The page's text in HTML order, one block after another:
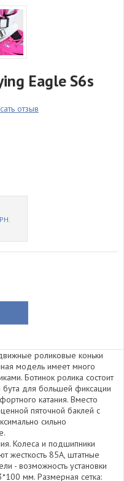
Eagle S6s
отзыв
роликовые коньки
модель имеет много
Ботинок ролика состоит
бута для большей фиксации
катания. Вместо
пяточной баклей с
сильно
Колеса и подшипники
жесткость 85А, штатные
- возможность установки
мм. Размерная сетка: